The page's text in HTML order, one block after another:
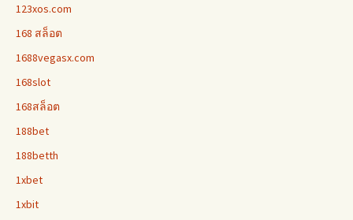
123xos.com
168 สล็อต
1688vegasx.com
168slot
168สล็อต
188bet
188betth
1xbet
1xbit